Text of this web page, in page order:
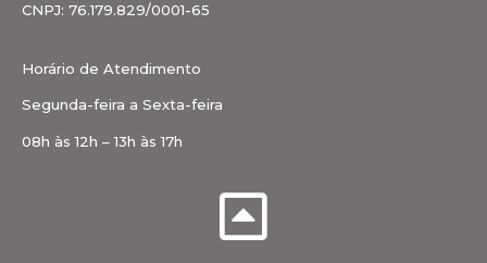
CNPJ: 76.179.829/0001-65
Horário de Atendimento
Segunda-feira a Sexta-feira
08h às 12h – 13h às 17h